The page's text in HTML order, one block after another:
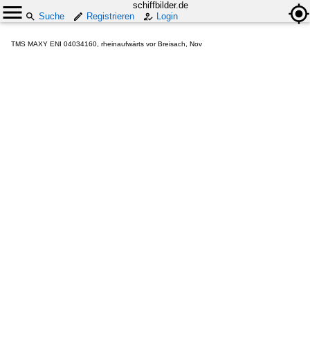
schiffbilder.de
Suche
Registrieren Login
TMS MAXY ENI 04034160, rheinaufwärts vor Breisach, Nov